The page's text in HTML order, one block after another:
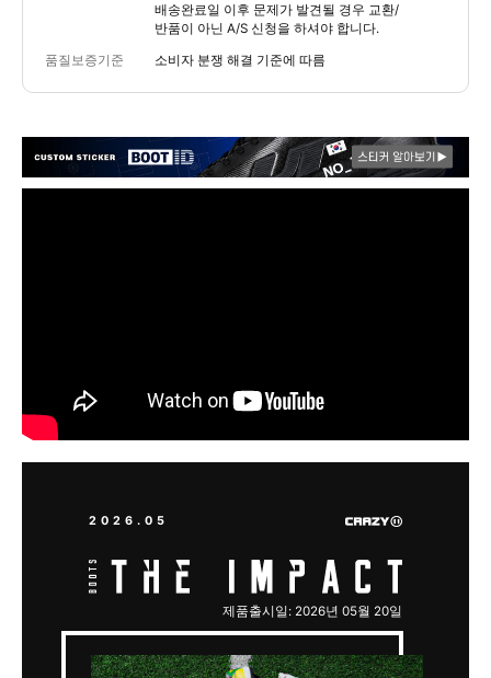
배송완료일 이후 문제가 발견될 경우 교환/
반품이 아닌 A/S 신청을 하셔야 합니다.
품질보증기준 소비자 분쟁 해결 기준에 따름
2026.05
제품출시일: 2026년 05월 20일